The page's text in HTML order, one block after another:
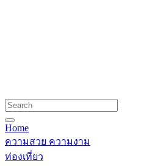
Home
ความสวย ความงาม
ท่องเที่ยว